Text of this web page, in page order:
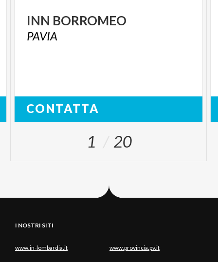
INN BORROMEO
PAVIA
CONTATTA
1 20
I NOSTRI SITI
www.in-lombardia.it www.provincia.pv.it